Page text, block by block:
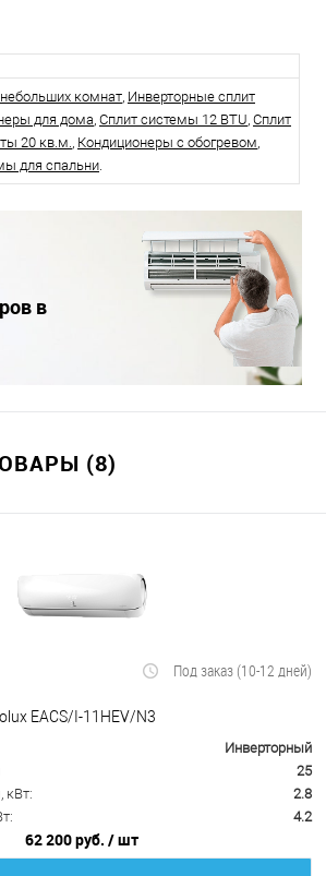
комнат, Инверторные сплит
для дома, Сплит системы 12 BTU, Сплит
20 кв.м., Кондиционеры с обогревом,
для спальни.
в
(8)
Под заказ (10-12 дней)
EACS/I-11HEV/N3
Инверторный
25
кВт:
2.8
4.2
62 200 руб. / шт